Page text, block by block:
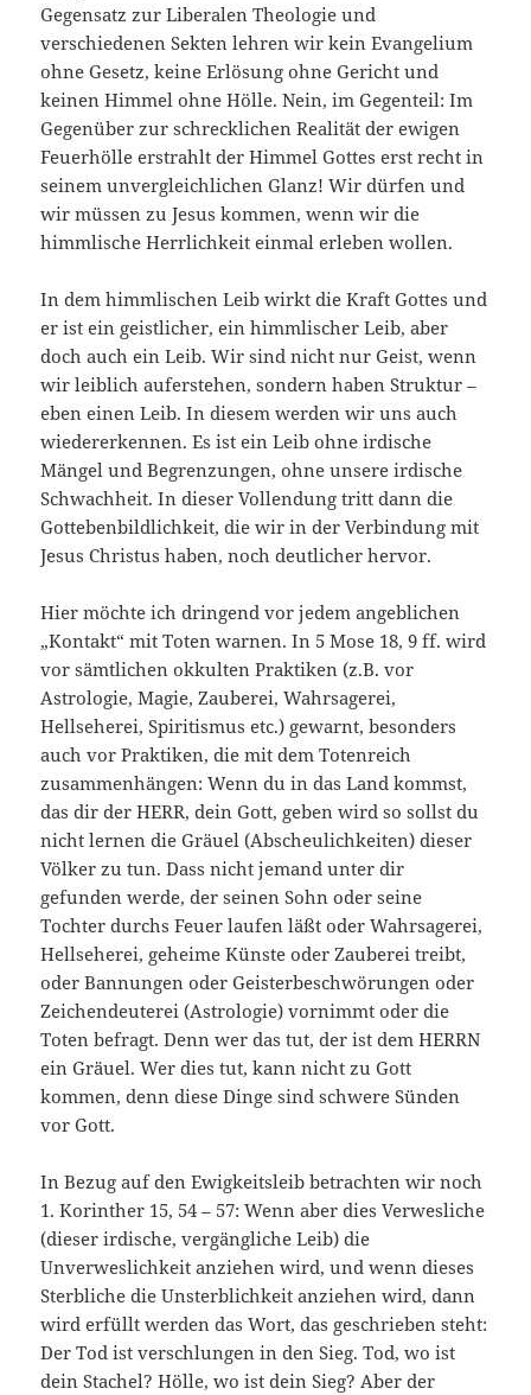
Gegensatz zur Liberalen Theologie und
verschiedenen Sekten lehren wir kein Evangelium
ohne Gesetz, keine Erlösung ohne Gericht und
keinen Himmel ohne Hölle. Nein, im Gegenteil: Im
Gegenüber zur schrecklichen Realität der ewigen
Feuerhölle erstrahlt der Himmel Gottes erst recht in
seinem unvergleichlichen Glanz! Wir dürfen und
wir müssen zu Jesus kommen, wenn wir die
himmlische Herrlichkeit einmal erleben wollen.
In dem himmlischen Leib wirkt die Kraft Gottes und
er ist ein geistlicher, ein himmlischer Leib, aber
doch auch ein Leib. Wir sind nicht nur Geist, wenn
wir leiblich auferstehen, sondern haben Struktur –
eben einen Leib. In diesem werden wir uns auch
wiedererkennen. Es ist ein Leib ohne irdische
Mängel und Begrenzungen, ohne unsere irdische
Schwachheit. In dieser Vollendung tritt dann die
Gottebenbildlichkeit, die wir in der Verbindung mit
Jesus Christus haben, noch deutlicher hervor.
Hier möchte ich dringend vor jedem angeblichen
„Kontakt“ mit Toten warnen. In 5 Mose 18, 9 ff. wird
vor sämtlichen okkulten Praktiken (z.B. vor
Astrologie, Magie, Zauberei, Wahrsagerei,
Hellseherei, Spiritismus etc.) gewarnt, besonders
auch vor Praktiken, die mit dem Totenreich
zusammenhängen: Wenn du in das Land kommst,
das dir der HERR, dein Gott, geben wird so sollst du
nicht lernen die Gräuel (Abscheulichkeiten) dieser
Völker zu tun. Dass nicht jemand unter dir
gefunden werde, der seinen Sohn oder seine
Tochter durchs Feuer laufen läßt oder Wahrsagerei,
Hellseherei, geheime Künste oder Zauberei treibt,
oder Bannungen oder Geisterbeschwörungen oder
Zeichendeuterei (Astrologie) vornimmt oder die
Toten befragt. Denn wer das tut, der ist dem HERRN
ein Gräuel. Wer dies tut, kann nicht zu Gott
kommen, denn diese Dinge sind schwere Sünden
vor Gott.
In Bezug auf den Ewigkeitsleib betrachten wir noch
1. Korinther 15, 54 – 57: Wenn aber dies Verwesliche
(dieser irdische, vergängliche Leib) die
Unverweslichkeit anziehen wird, und wenn dieses
Sterbliche die Unsterblichkeit anziehen wird, dann
wird erfüllt werden das Wort, das geschrieben steht:
Der Tod ist verschlungen in den Sieg. Tod, wo ist
dein Stachel? Hölle, wo ist dein Sieg? Aber der